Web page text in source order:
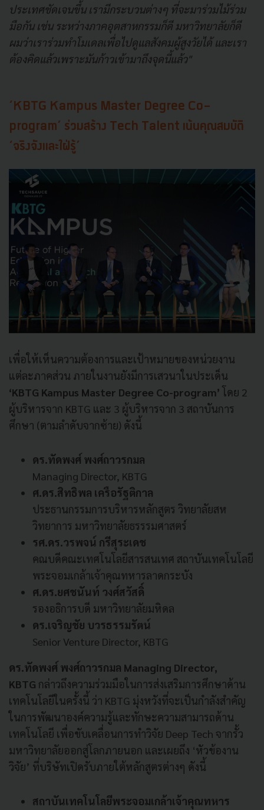
ประเทศชัดเจนขึ้น เรามีกระบวนต่างๆ ที่จะมาร่วมไม้ร่วม
มือกัน เช่น ระหว่างภาคอุตสาหกรรมก็ดี มหาวิทยาลัยก็ดี
ผมว่าเราร่วมทำโมเดลเพื่อไปดูแลสังคมผู้สูงวัยได้ และเรา
ต้องคิดแล้วเพราะมันก้าวเข้ามาถึงจุดนี้แล้ว"
‘KBTG Kampus Master Degree Co-
program’ ร่วมสร้าง Tech Talent เน้นคุณสมบัติ
‘จริงจังและใฝ่รู้’
เพื่อให้เห็นความต้องการและเป้าหมายของหน่วยงาน
แต่ละภาคส่วน ภายในงานยังมีการเสวนาในประเด็น
‘KBTG Kampus Master Degree Co-program’ โดย 2
ผู้บริหารจาก KBTG และ 3 ผู้บริหารจาก 3 สถาบันการ
ศึกษา (ตามลำดับจากซ้าย) ดังนี้
ดร.ทัดพงศ์ พงศ์ถาวรกมล
Managing Director, KBTG
ศ.ดร.สิทธิพล เครือรัฐติกาล
ประธานกรรมการบริหารหลักสูตร วิทยาลัยสห
วิทยาการ มหาวิทยาลัยธรรรมศาสตร์
รศ.ดร.วรพจน์ กรีสุระเดช
คณบดีคณะเทศโนโลยีสารสนเทศ สถาบันเทคโนโลยี
พระจอมเกล้าเจ้าคุณทหารลาดกระบัง
ศ.ดร.ยศชนันท์ วงศ์สวัสดิ์
รองอธิการบดี มหาวิทยาลัยมหิดล
ดร.เจริญชัย บวรธรรมรัตน์
Senior Venture Director, KBTG
ดร.ทัดพงศ์ พงศ์ถาวรกมล Managing Director,
KBTG กล่าวถึงความร่วมมือในการส่งเสริมการศึกษาด้าน
เทคโนโลยีในครั้งนี้ ว่า KBTG มุ่งหวังที่จะเป็นกำลังสำคัญ
ในการพัฒนาองค์ความรู้และทักษะความสามารถด้าน
เทคโนโลยี เพื่อขับเคลื่อนการทำวิจัย Deep Tech จากรั้ว
มหาวิทยาลัยออกสู่โลกภายนอก และเผยถึง ‘หัวข้องาน
วิจัย’ ที่บริษัทเปิดรับภายใต้หลักสูตรต่างๆ ดังนี้
สถาบันเทคโนโลยีพระจอมเกล้าเจ้าคุณทหาร